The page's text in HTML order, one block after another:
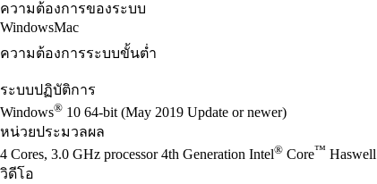
ความต้องการของระบบ
WindowsMac
ความต้องการระบบขั้นต่ำ
ระบบปฏิบัติการ
Windows® 10 64-bit (May 2019 Update or newer)
หน่วยประมวลผล
4 Cores, 3.0 GHz processor 4th Generation Intel® Core™
วิดีโอ